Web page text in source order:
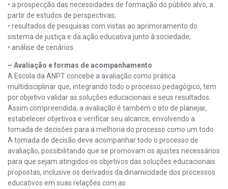
• a prospecção das necessidades de formação do público alvo, a
partir de estudos de perspectivas;
• resultados de pesquisas com vistas ao aprimoramento do
sistema de justiça e da ação educativa junto à sociedade;
• análise de cenários.
– Avaliação e formas de acompanhamento
A Escola da ANPT concebe a avaliação como prática
multidisciplinar que, integrando todo o processo pedagógico, tem
por objetivo validar as soluções educacionais e seus resultados.
Assim compreendida, a avaliação é também o ato de planejar,
estabelecer objetivos e verificar seu alcance, envolvendo a
tomada de decisões para a melhoria do processo como um todo.
A tomada de decisão deve acompanhar todo o processo de
avaliação, possibilitando que se promovam os ajustes necessários
para que sejam atingidos os objetivos das soluções educacionais
propostas, inclusive os derivados da dinamicidade dos processos
educativos em suas relações com as